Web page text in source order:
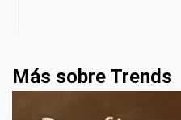
Más sobre Trends